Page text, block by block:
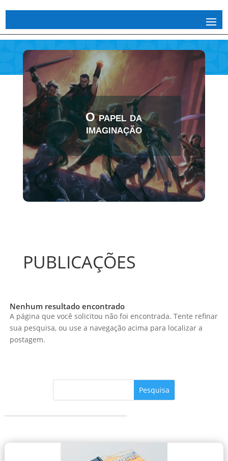
O papel da
imaginação
PUBLICAÇÕES
Nenhum resultado encontrado
A página que você solicitou não foi encontrada. Tente refinar
sua pesquisa, ou use a navegação acima para localizar a
postagem.